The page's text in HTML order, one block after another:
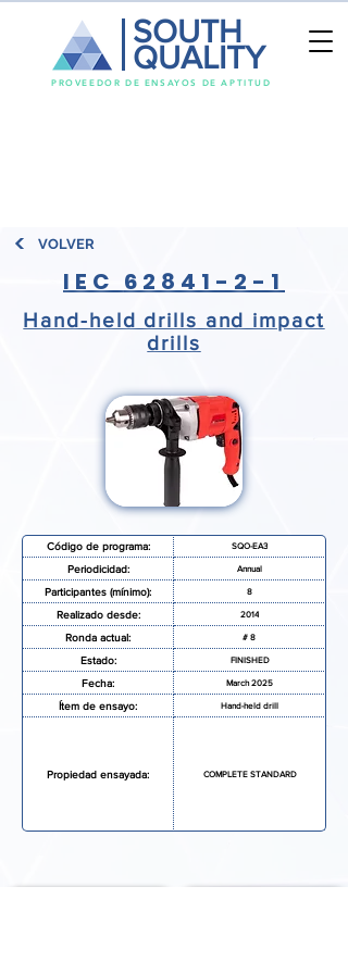
PROVEEDOR DE ENSAYOS DE APTITUD
SOUTH
QUALITY
VOLVER
IEC 62841-2-1
Hand-held drills and impact
drills
Código de programa: SQO-EA3
Periodicidad: Annual
Participantes (mínimo): 8
Realizado desde: 2014
Ronda actual: # 8
Estado: FINISHED
Fecha: March 2025
Ítem de ensayo: Hand-held drill
Propiedad ensayada: COMPLETE STANDARD